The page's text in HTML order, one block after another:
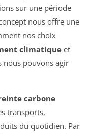
sur une période
nous offre une
nos choix
climatique et
nous pouvons agir
carbone
transports,
du quotidien. Par